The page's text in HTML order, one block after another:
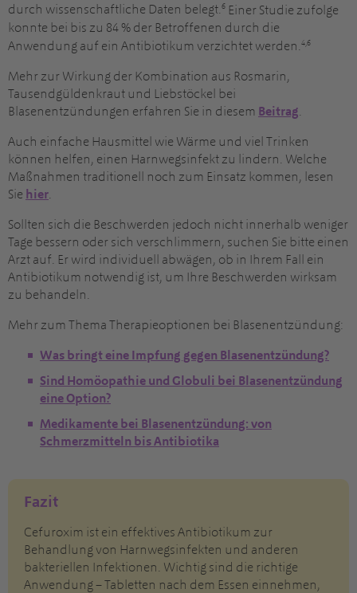
durch wissenschaftliche Daten belegt. 6 Einer Studie zufolge
konnte bei bis zu 84 % der Betroffenen durch die
Anwendung auf ein Antibiotikum verzichtet werden. 4,6
Mehr zur Wirkung der Kombination aus Rosmarin,
Tausendgüldenkraut und Liebstöckel bei
Blasenentzündungen erfahren Sie in diesem Beitrag.
Auch einfache Hausmittel wie Wärme und viel Trinken
können helfen, einen Harnwegsinfekt zu lindern. Welche
Maßnahmen traditionell noch zum Einsatz kommen, lesen
Sie hier.
Sollten sich die Beschwerden jedoch nicht innerhalb weniger
Tage bessern oder sich verschlimmern, suchen Sie bitte einen
Arzt auf. Er wird individuell abwägen, ob in Ihrem Fall ein
Antibiotikum notwendig ist, um Ihre Beschwerden wirksam
zu behandeln.
Mehr zum Thema Therapieoptionen bei Blasenentzündung:
Was bringt eine Impfung gegen Blasenentzündung?
Sind Homöopathie und Globuli bei Blasenentzündung
eine Option?
Medikamente bei Blasenentzündung: von
Schmerzmitteln bis Antibiotika
Fazit
Cefuroxim ist ein effektives Antibiotikum zur
Behandlung von Harnwegsinfekten und anderen
bakteriellen Infektionen. Wichtig sind die richtige
Anwendung – Tabletten nach dem Essen einnehmen,